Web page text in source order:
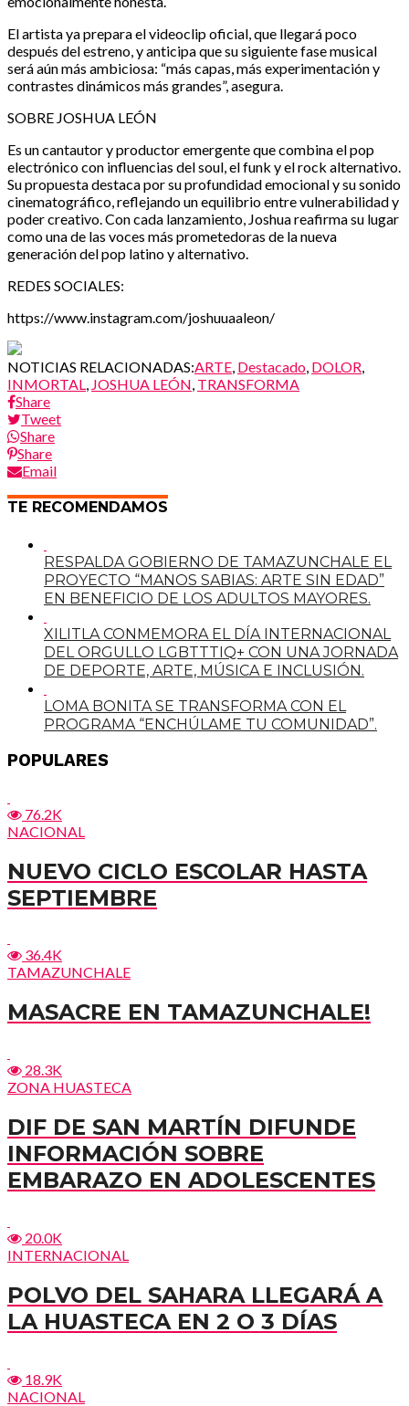
El artista ya prepara el videoclip oficial, que llegará poco
después del estreno, y anticipa que su siguiente fase musical
será aún más ambiciosa: “más capas, más experimentación y
contrastes dinámicos más grandes”, asegura.
SOBRE JOSHUA LEÓN
Es un cantautor y productor emergente que combina el pop
electrónico con influencias del soul, el funk y el rock alternativo.
Su propuesta destaca por su profundidad emocional y su sonido
cinematográfico, reflejando un equilibrio entre vulnerabilidad y
poder creativo. Con cada lanzamiento, Joshua reafirma su lugar
como una de las voces más prometedoras de la nueva
generación del pop latino y alternativo.
REDES SOCIALES:
https://www.instagram.com/joshuuaaleon/
NOTICIAS RELACIONADAS:ARTE Destacado DOLOR
INMORTAL
JOSHUA LEÓN TRANSFORMA
Share
Tweet
Share
Share
Email
TE RECOMENDAMOS
RESPALDA GOBIERNO DE TAMAZUNCHALE EL
PROYECTO “MANOS SABIAS: ARTE SIN EDAD”
EN BENEFICIO DE LOS ADULTOS MAYORES.
XILITLA CONMEMORA EL DÍA INTERNACIONAL
DEL ORGULLO LGBTTTIQ+ CON UNA JORNADA
DE DEPORTE, ARTE, MÚSICA E INCLUSIÓN.
LOMA BONITA SE TRANSFORMA CON EL
PROGRAMA “ENCHÚLAME TU COMUNIDAD”.
POPULARES
76.2K
NACIONAL
NUEVO CICLO ESCOLAR HASTA
SEPTIEMBRE
36.4K
TAMAZUNCHALE
MASACRE EN TAMAZUNCHALE!
28.3K
ZONA HUASTECA
DIF DE SAN MARTÍN DIFUNDE
INFORMACIÓN SOBRE
EMBARAZO EN ADOLESCENTES
20.0K
INTERNACIONAL
POLVO DEL SAHARA LLEGARÁ A
LA HUASTECA EN 2 O 3 DÍAS
18.9K
NACIONAL